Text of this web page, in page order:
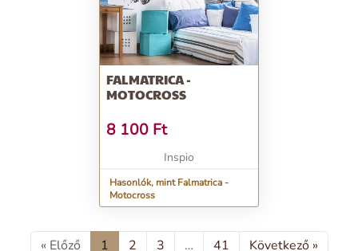
FALMATRICA -
MOTOCROSS
8 100 Ft
Inspio
Hasonlók, mint Falmatrica -
Motocross
« Előző 1 2 3 … 41 Következő »